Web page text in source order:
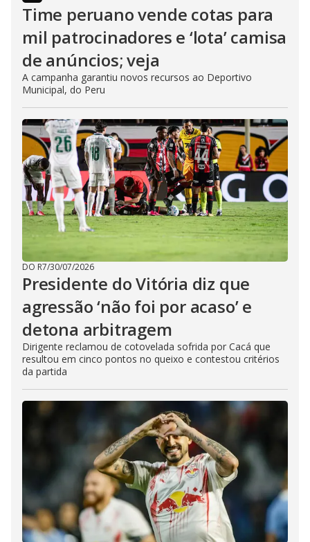
Time peruano vende cotas para
mil patrocinadores e ‘lota’ camisa
de anúncios; veja
A campanha garantiu novos recursos ao Deportivo
Municipal, do Peru
DO R7/30/07/2026
Presidente do Vitória diz que
agressão ‘não foi por acaso’ e
detona arbitragem
Dirigente reclamou de cotovelada sofrida por Cacá que
resultou em cinco pontos no queixo e contestou critérios
da partida